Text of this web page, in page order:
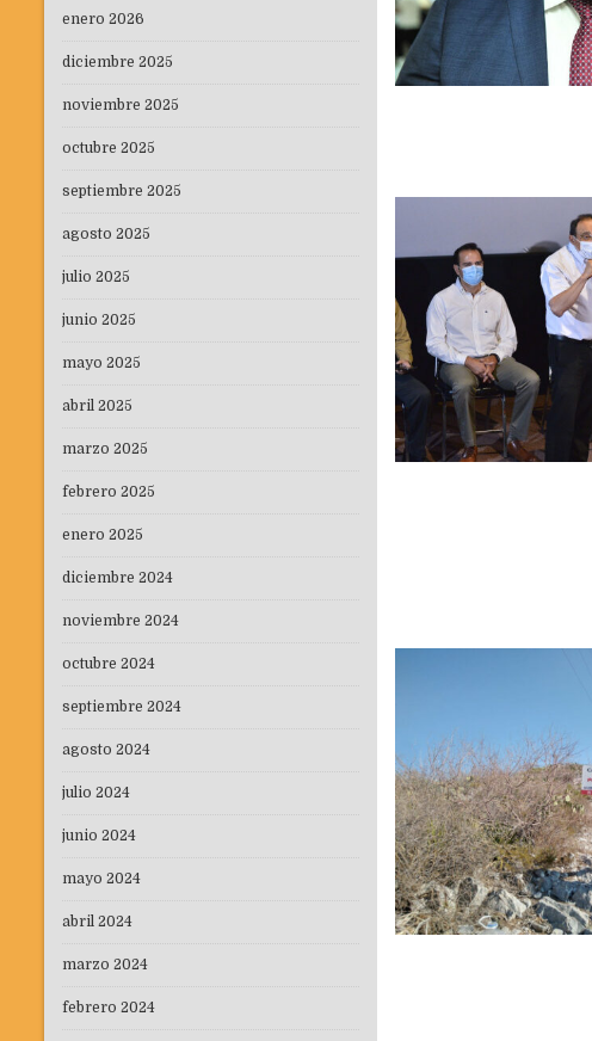
enero 2026
diciembre 2025
noviembre 2025
octubre 2025
septiembre 2025
agosto 2025
julio 2025
junio 2025
mayo 2025
abril 2025
marzo 2025
febrero 2025
enero 2025
diciembre 2024
noviembre 2024
octubre 2024
septiembre 2024
agosto 2024
julio 2024
junio 2024
mayo 2024
abril 2024
marzo 2024
febrero 2024